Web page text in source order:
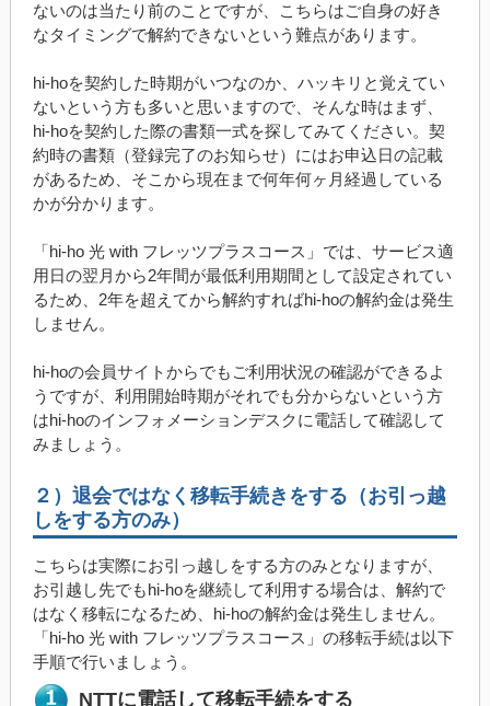
ないのは当たり前のことですが、こちらはご自身の好き
なタイミングで解約できないという難点があります。
hi-hoを契約した時期がいつなのか、ハッキリと覚えてい
ないという方も多いと思いますので、そんな時はまず、
hi-hoを契約した際の書類一式を探してみてください。契
約時の書類（登録完了のお知らせ）にはお申込日の記載
があるため、そこから現在まで何年何ヶ月経過している
かが分かります。
「hi-ho 光 with フレッツプラスコース」では、サービス適
用日の翌月から2年間が最低利用期間として設定されてい
るため、2年を超えてから解約すればhi-hoの解約金は発生
しません。
hi-hoの会員サイトからでもご利用状況の確認ができるよ
うですが、利用開始時期がそれでも分からないという方
はhi-hoのインフォメーションデスクに電話して確認して
みましょう。
２）退会ではなく移転手続きをする（お引っ越
しをする方のみ）
こちらは実際にお引っ越しをする方のみとなりますが、
お引越し先でもhi-hoを継続して利用する場合は、解約で
はなく移転になるため、hi-hoの解約金は発生しません。
「hi-ho 光 with フレッツプラスコース」の移転手続は以下
手順で行いましょう。
NTTに電話して移転手続をする